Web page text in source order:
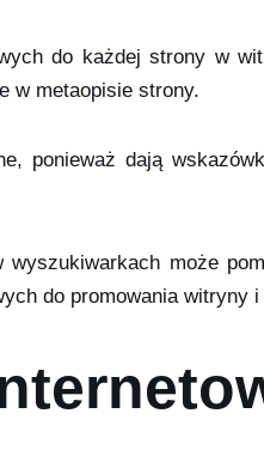
do każdej strony w
w metaopisie strony.
ponieważ dają
wyszukiwarkach może
do promowania witryny i